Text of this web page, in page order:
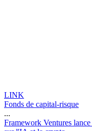
LINK
Fonds de capital-risque
...
Framework Ventures lance